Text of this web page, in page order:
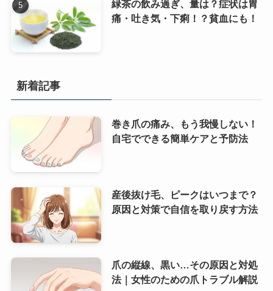
緑茶の飲み過ぎ、量は？症状は胃
痛・吐き気・下痢！？貧血にも！
新着記事
巻き爪の痛み、もう我慢しない！
自宅でできる簡単ケアと予防法
産後抜け毛、ピークはいつまで？
原因と対策で自信を取り戻す方法
爪の縦線、黒い…その原因と対処
法｜女性のための爪トラブル解説